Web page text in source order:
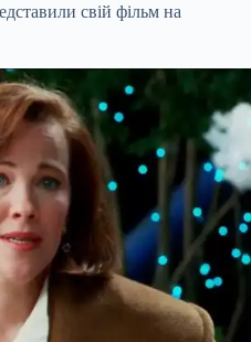
свій фільм на